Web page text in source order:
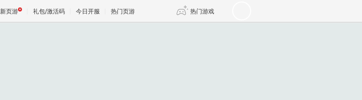
新页游 礼包/激活码 今日开服 热门页游 热门游戏